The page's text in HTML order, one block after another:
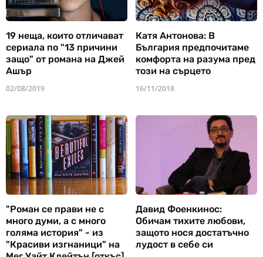
19 неща, които отличават
сериала по "13 причини
защо" от романа на Джей
Ашър
02/08/2019
Катя Антонова: В
България предпочитаме
комфорта на разума пред
този на сърцето
16/11/2018
"Роман се прави не с
много думи, а с много
голяма история" - из
"Красиви изгнаници" на
Давид Фоенкинос:
Обичам тихите любови,
защото нося достатъчно
лудост в себе си